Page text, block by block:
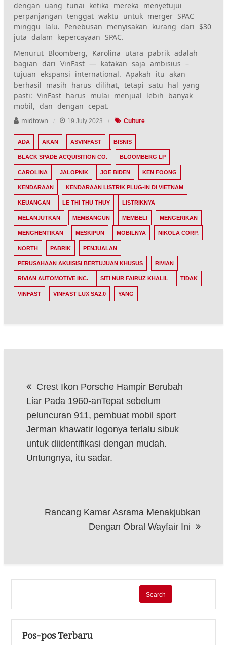
dengan uang tunai ketika mereka menyetujui
perpanjangan tenggat waktu untuk merger SPAC
minggu lalu. Penebusan menyisakan kurang dari $30
juta dalam kepercayaan SPAC.
Menurut Bloomberg, Karolina utara pabrik adalah
bagian dari VinFast — katakan saja ambisius –
tujuan ekspansi international. Apakah itu akan
berhasil masih harus dilihat, tetapi satu hal yang
pasti: VinFast harus mulai menjual lebih banyak
mobil, dan dengan cepat.
midtown 19 July 2023 Culture
ADA AKAN ASVINFAST BISNIS
BLACK SPADE ACQUISITION CO. BLOOMBERG LP
CAROLINA JALOPNIK JOE BIDEN KEN FOONG
KENDARAAN KENDARAAN LISTRIK PLUG-IN DI VIETNAM
KEUANGAN LE THI THU THUY LISTRIKNYA
MELANJUTKAN MEMBANGUN MEMBELI MENGERIKAN
MENGHENTIKAN MESKIPUN MOBILNYA NIKOLA CORP.
NORTH PABRIK PENJUALAN
PERUSAHAAN AKUISISI BERTUJUAN KHUSUS RIVIAN
RIVIAN AUTOMOTIVE INC. SITI NUR FAIRUZ KHALIL TIDAK
VINFAST VINFAST LUX SA2.0 YANG
navigation
Crest Ikon Porsche Hampir Berubah
Liar Pada 1960-anTepat sebelum
peluncuran 911, pembuat mobil sport
Jerman khawatir logonya terlalu sibuk
untuk diidentifikasi dengan mudah.
Untungnya, itu sadar.
Rancang Kamar Asrama Menakjubkan
Dengan Obral Wayfair Ini
Search
Pos-pos Terbaru